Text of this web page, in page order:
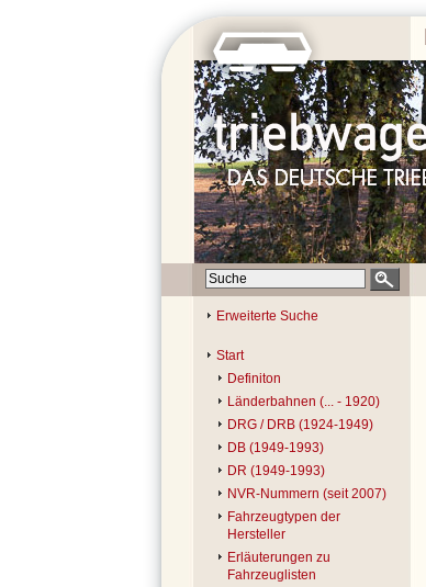
Erweiterte Suche
Start
Definiton
Länderbahnen (... - 1920)
DRG / DRB (1924-1949)
DB (1949-1993)
DR (1949-1993)
NVR-Nummern (seit 2007)
Fahrzeugtypen der
Hersteller
Erläuterungen zu
Fahrzeuglisten